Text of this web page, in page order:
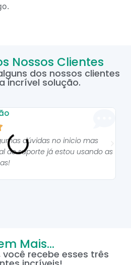
Nossos Clientes
dos nossos clientes
incrível solução.
dúvidas no inicio mas
do suporte já estou usando as
Mais...
recebe esses três